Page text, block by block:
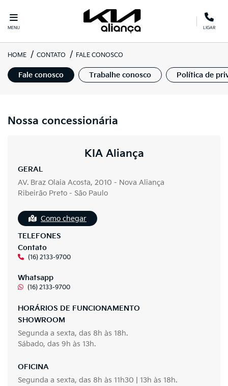
MENU LIGAR
HOME CONTATO FALE CONOSCO
Fale conosco Trabalhe conosco Política de
Nossa concessionária
KIA Aliança
GERAL
AV. Braz Olaia Acosta, 2010 - Nova Aliança
Ribeirão Preto - São Paulo
Como chegar
TELEFONES
Contato
(16) 2133-9700
Whatsapp
(16) 2133-9700
HORÁRIOS DE FUNCIONAMENTO
SHOWROOM
Segunda a sexta, das 8h às 18h.
Sábado, das 9h às 13h.
OFICINA
Segunda a sexta, das 8h às 11h30 | 13h às 18h.